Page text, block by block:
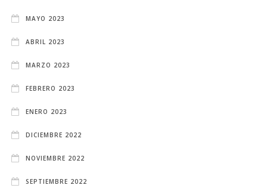
MAYO 2023
ABRIL 2023
MARZO 2023
FEBRERO 2023
ENERO 2023
DICIEMBRE 2022
NOVIEMBRE 2022
SEPTIEMBRE 2022